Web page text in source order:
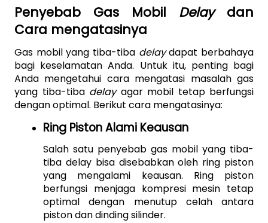
Penyebab Gas Mobil Delay dan
Cara mengatasinya
Gas mobil yang tiba-tiba delay dapat berbahaya
bagi keselamatan Anda. Untuk itu, penting bagi
Anda mengetahui cara mengatasi masalah gas
yang tiba-tiba delay agar mobil tetap berfungsi
dengan optimal. Berikut cara mengatasinya:
Ring Piston Alami Keausan
Salah satu penyebab gas mobil yang tiba-
tiba delay bisa disebabkan oleh ring piston
yang mengalami keausan. Ring piston
berfungsi menjaga kompresi mesin tetap
optimal dengan menutup celah antara
piston dan dinding silinder.